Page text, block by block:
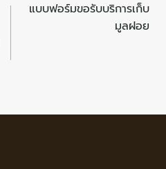
แบบฟอร์มขอรับบริการเก็บ
มูลฝอย